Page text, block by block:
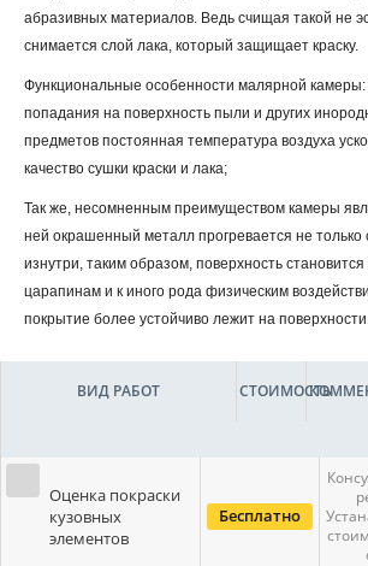
абразивных материалов. Ведь счищая такой не
снимается слой лака, который защищает краску.
Функциональные особенности малярной камеры:
попадания на поверхность пыли и других
предметов постоянная температура воздуха
качество сушки краски и лака;
Так же, несомненным преимуществом камеры
ней окрашенный металл прогревается не только
изнутри, таким образом, поверхность
царапинам и к иного рода физическим
покрытие более устойчиво лежит на
ВИД РАБОТ СТОИМОСТЬ
Оценка покраски
кузовных
элементов
Бесплатно